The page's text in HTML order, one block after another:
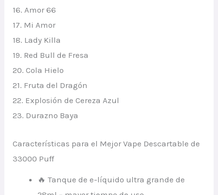
16. Amor 66
17. Mi Amor
18. Lady Killa
19. Red Bull de Fresa
20. Cola Hielo
21. Fruta del Dragón
22. Explosión de Cereza Azul
23. Durazno Baya
Características para el Mejor Vape Descartable de
33000 Puff
🔥 Tanque de e-líquido ultra grande de